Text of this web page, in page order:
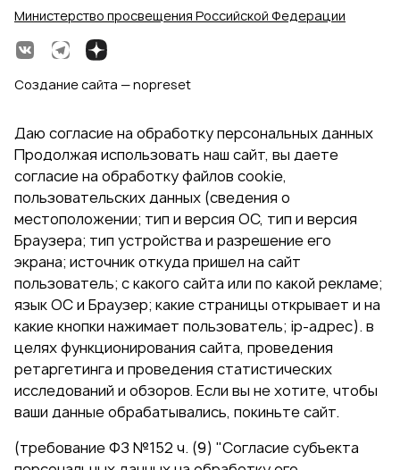
Министерство просвещения Российской Федерации
Создание сайта — nopreset
Даю согласие на обработку персональных данных
Продолжая использовать наш сайт, вы даете
согласие на обработку файлов cookie,
пользовательских данных (сведения о
местоположении; тип и версия ОС, тип и версия
Браузера; тип устройства и разрешение его
экрана; источник откуда пришел на сайт
пользователь; с какого сайта или по какой рекламе;
язык ОС и Браузер; какие страницы открывает и на
какие кнопки нажимает пользователь; ip-адрес). в
целях функционирования сайта, проведения
ретаргетинга и проведения статистических
исследований и обзоров. Если вы не хотите, чтобы
ваши данные обрабатывались, покиньте сайт.
(требование ФЗ №152 ч. (9) "Согласие субъекта